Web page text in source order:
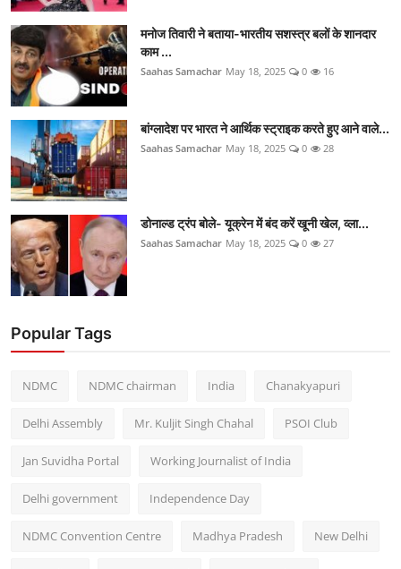
मनोज तिवारी ने बताया-भारतीय सशस्त्र बलों के शानदार
काम ...
Saahas Samachar May 18, 2025 0 16
बांग्लादेश पर भारत ने आर्थिक स्ट्राइक करते हुए आने वाले...
Saahas Samachar May 18, 2025 0 28
डोनाल्ड ट्रंप बोले- यूक्रेन में बंद करें खूनी खेल, व्ला...
Saahas Samachar May 18, 2025 0 27
Popular Tags
NDMC NDMC chairman India Chanakyapuri
Delhi Assembly Mr. Kuljit Singh Chahal PSOI Club
Jan Suvidha Portal Working Journalist of India
Delhi government Independence Day
NDMC Convention Centre Madhya Pradesh New Delhi